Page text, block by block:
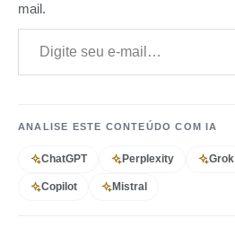
mail.
Digite seu e-mail…
ANALISE ESTE CONTEÚDO COM IA
ChatGPT Perplexity Grok
Copilot Mistral